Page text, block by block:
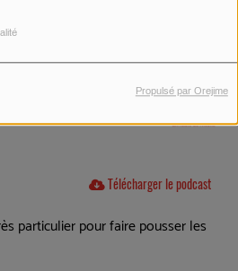
Propulsé par Orejime
Télécharger le podcast
particulier pour faire pousser les